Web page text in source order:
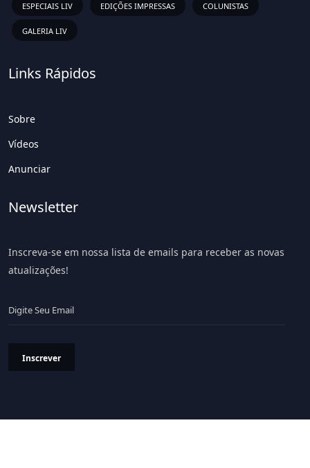
ESPECIAIS LIV EDIÇÕES IMPRESSAS COLUNISTAS
GALERIA LIV
Links Rápidos
Sobre
Vídeos
Anunciar
Newsletter
Inscreva-se em nossa lista de emails para receber as novas
atualizações!
Inscrever